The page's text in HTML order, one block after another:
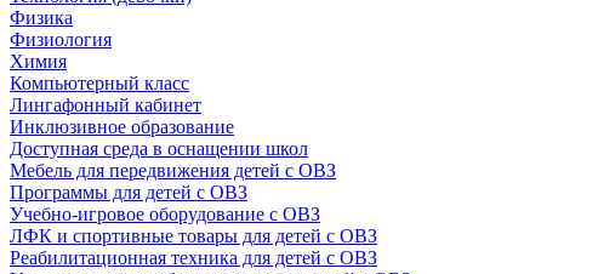
Физика
Физиология
Химия
Компьютерный класс
Лингафонный кабинет
Инклюзивное образование
Доступная среда в оснащении школ
Мебель для передвижения детей с ОВЗ
Программы для детей с ОВЗ
Учебно-игровое оборудование с ОВЗ
ЛФК и спортивные товары для детей с ОВЗ
Реабилитационная техника для детей с ОВЗ